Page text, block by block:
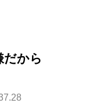
だから